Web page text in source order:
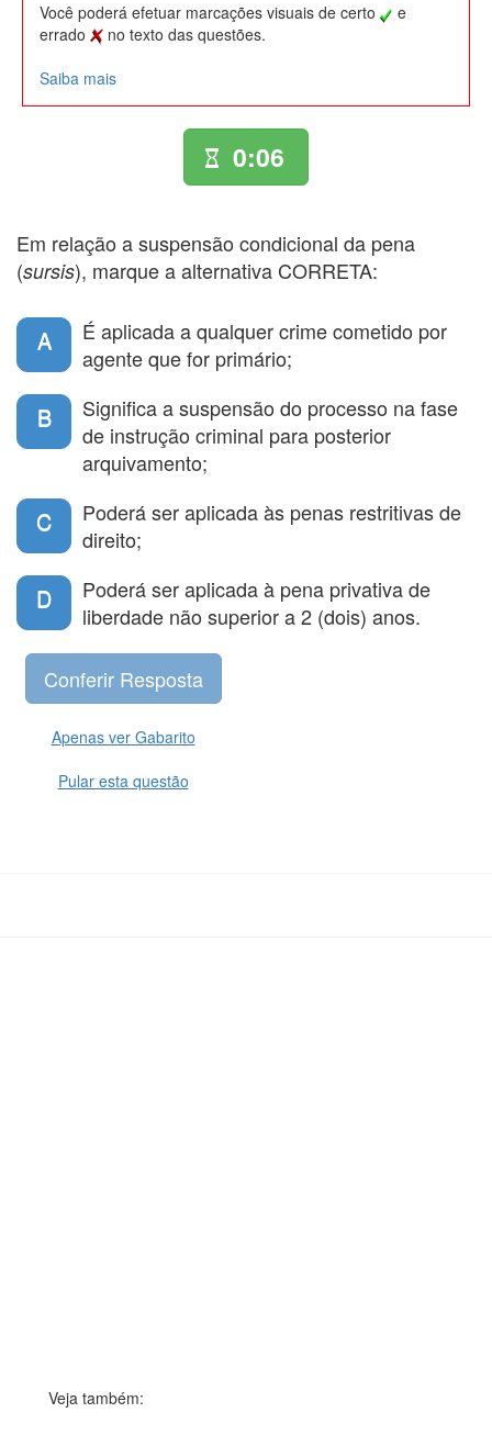
Você poderá efetuar marcações visuais de certo
e
errado
no texto das questões.
Saiba mais
0:06
Em relação a suspensão condicional da pena
(sursis), marque a alternativa CORRETA:
A
É aplicada a qualquer crime cometido por
agente que for primário;
B
Significa a suspensão do processo na fase
de instrução criminal para posterior
arquivamento;
C
Poderá ser aplicada às penas restritivas de
direito;
D
Poderá ser aplicada à pena privativa de
liberdade não superior a 2 (dois) anos.
Apenas ver Gabarito
Pular esta questão
Veja também: